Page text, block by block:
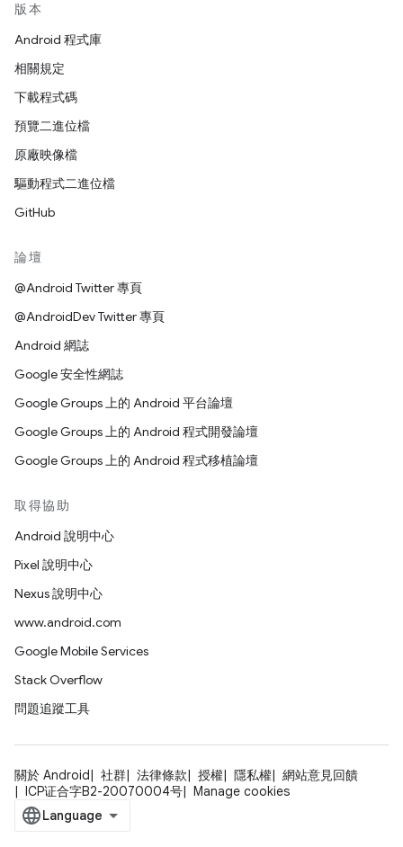
版本
Android 程式庫
相關規定
下載程式碼
預覽二進位檔
原廠映像檔
驅動程式二進位檔
GitHub
論壇
@Android Twitter 專頁
@AndroidDev Twitter 專頁
Android 網誌
Google 安全性網誌
Google Groups 上的 Android 平台論壇
Google Groups 上的 Android 程式開發論壇
Google Groups 上的 Android 程式移植論壇
取得協助
Android 說明中心
Pixel 說明中心
Nexus 說明中心
www.android.com
Google Mobile Services
Stack Overflow
問題追蹤工具
關於 Android 社群 法律條款 授權 隱私權
網站意見回饋
ICP证合字B2-20070004号
Manage cookies